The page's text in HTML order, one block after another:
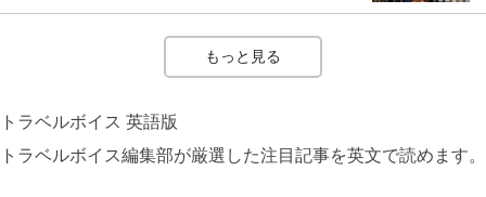
もっと見る
トラベルボイス 英語版
トラベルボイス編集部が厳選した注目記事を英文で読めます。